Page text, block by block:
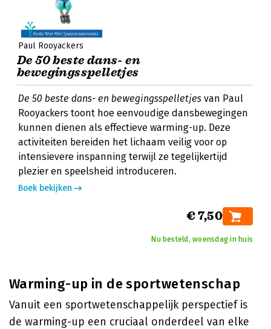
Paul Rooyackers
De 50 beste dans- en
bewegingsspelletjes
De 50 beste dans- en bewegingsspelletjes van Paul
Rooyackers toont hoe eenvoudige dansbewegingen
kunnen dienen als effectieve warming-up. Deze
activiteiten bereiden het lichaam veilig voor op
intensievere inspanning terwijl ze tegelijkertijd
plezier en speelsheid introduceren.
Boek bekijken
€ 7,50
Nu besteld, woensdag in huis
Warming-up in de sportwetenschap
Vanuit een sportwetenschappelijk perspectief is
de warming-up een cruciaal onderdeel van elke